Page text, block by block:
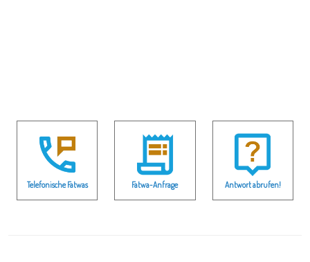
Telefonische Fatwas Fatwa-Anfrage Antwort abrufen!